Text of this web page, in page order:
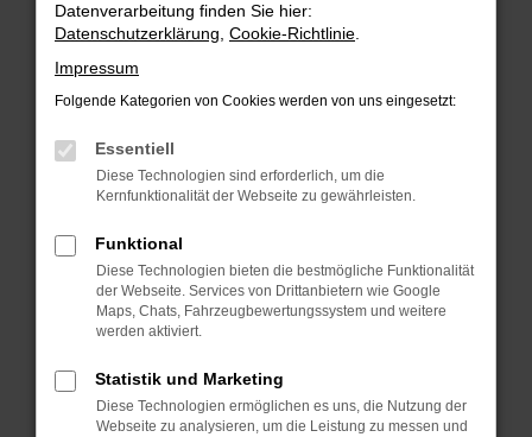
Fehler: Network Error
Beim Laden ist ein Fehler aufgetreten.
Hier sind ein paar Tipps, die dir helfen können:
Überprüfe deine Firewall und deine
Internetverbindung.
deine Suchmaschine?
Prüfe deine Browsererweiterungen.
Manche Erweiterungen, wie Werbeblocker,
können das Laden bestimmter Seiten
anderen Browser oder in einem privaten
Fenster?
Datenverarbeitung finden Sie hier:
Datenschutzerklärung Cookie-Richtlinie
Impressum
Folgende Kategorien von Cookies werden von uns eingesetzt:
Essentiell
Diese Technologien sind erforderlich, um die
Kernfunktionalität der Webseite zu gewährleisten.
Funktional
Diese Technologien bieten die bestmögliche Funktionalität
der Webseite. Services von Drittanbietern wie Google
Maps, Chats, Fahrzeugbewertungssystem und weitere
werden aktiviert.
Statistik und Marketing
Diese Technologien ermöglichen es uns, die Nutzung der
Webseite zu analysieren, um die Leistung zu messen und